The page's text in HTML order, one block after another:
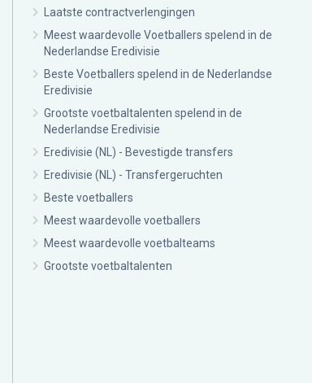
Laatste contractverlengingen
Meest waardevolle Voetballers spelend in de
Nederlandse Eredivisie
Beste Voetballers spelend in de Nederlandse
Eredivisie
Grootste voetbaltalenten spelend in de
Nederlandse Eredivisie
Eredivisie (NL) - Bevestigde transfers
Eredivisie (NL) - Transfergeruchten
Beste voetballers
Meest waardevolle voetballers
Meest waardevolle voetbalteams
Grootste voetbaltalenten